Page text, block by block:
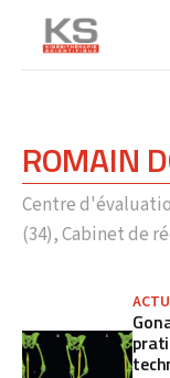
ROMAIN
Centre
(34), Cabinet de